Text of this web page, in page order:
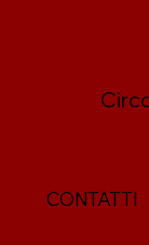
CONTATTI